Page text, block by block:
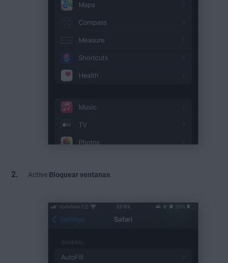
Active Bloquear ventanas.